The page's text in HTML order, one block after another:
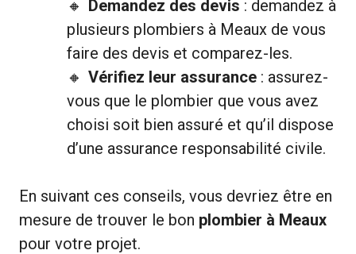
Demandez des devis : demandez à
plusieurs plombiers à Meaux de vous
faire des devis et comparez-les.
Vérifiez leur assurance : assurez-
vous que le plombier que vous avez
choisi soit bien assuré et qu’il dispose
d’une assurance responsabilité civile.
En suivant ces conseils, vous devriez être en
mesure de trouver le bon plombier à Meaux
pour votre projet.